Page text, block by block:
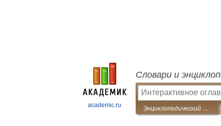
academic.ru
Словари и
Энциклопедический словарь по металлургии